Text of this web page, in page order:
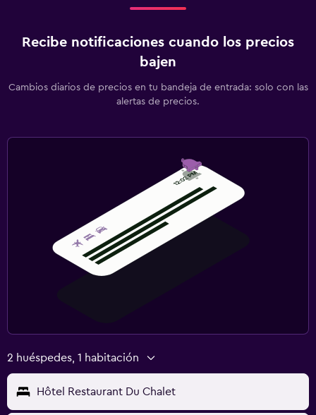
Recibe notificaciones cuando los precios
bajen
Cambios diarios de precios en tu bandeja de entrada: solo con las
alertas de precios.
2 huéspedes, 1 habitación
Hôtel Restaurant Du Chalet